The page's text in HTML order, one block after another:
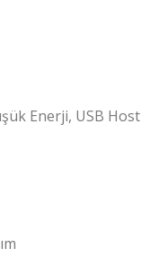
Enerji, USB Host